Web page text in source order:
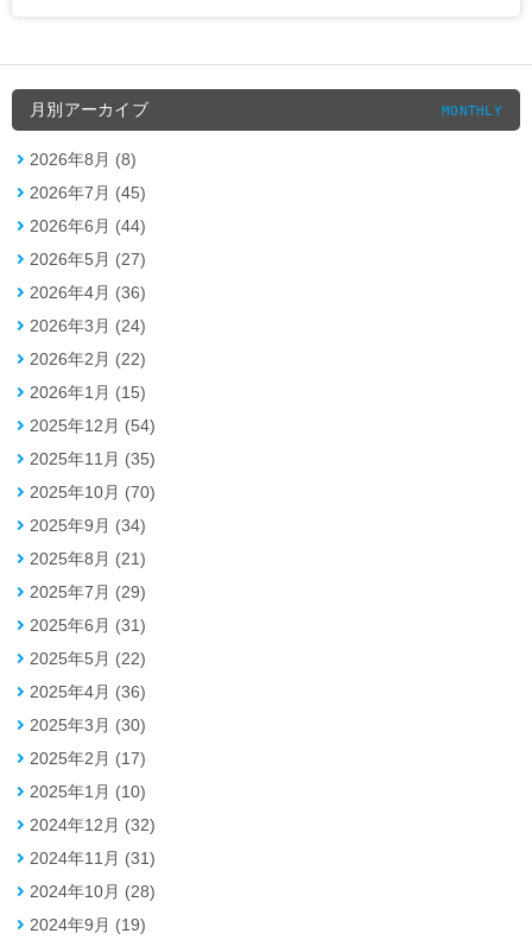
月別アーカイブ MONTHLY
2026年8月 (8)
2026年7月 (45)
2026年6月 (44)
2026年5月 (27)
2026年4月 (36)
2026年3月 (24)
2026年2月 (22)
2026年1月 (15)
2025年12月 (54)
2025年11月 (35)
2025年10月 (70)
2025年9月 (34)
2025年8月 (21)
2025年7月 (29)
2025年6月 (31)
2025年5月 (22)
2025年4月 (36)
2025年3月 (30)
2025年2月 (17)
2025年1月 (10)
2024年12月 (32)
2024年11月 (31)
2024年10月 (28)
2024年9月 (19)